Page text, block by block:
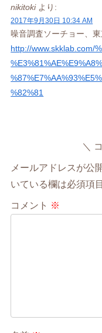
nikitoki より:
2017年9月30日 10:34 AM
噪音調査ソーチョー、
http://www.skklab.com/
%82%81
メールアドレスが公
いている欄は必須項
コメント ※